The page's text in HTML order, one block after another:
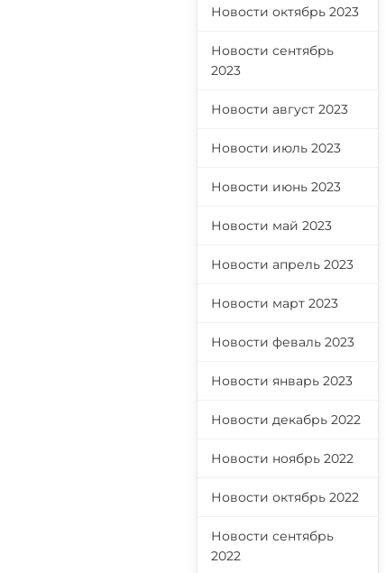
Новости октябрь 2023
Новости сентябрь
2023
Новости август 2023
Новости июль 2023
Новости июнь 2023
Новости май 2023
Новости апрель 2023
Новости март 2023
Новости феваль 2023
Новости январь 2023
Новости декабрь 2022
Новости ноябрь 2022
Новости октябрь 2022
Новости сентябрь
2022